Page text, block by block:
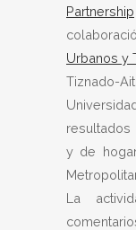
Partnership
Urbanos y
Tiznado-
resultados
y de
La